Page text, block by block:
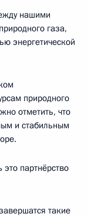
нашими
газа,
энергетической
природного
отметить, что
и стабильным
партнёрство
такие